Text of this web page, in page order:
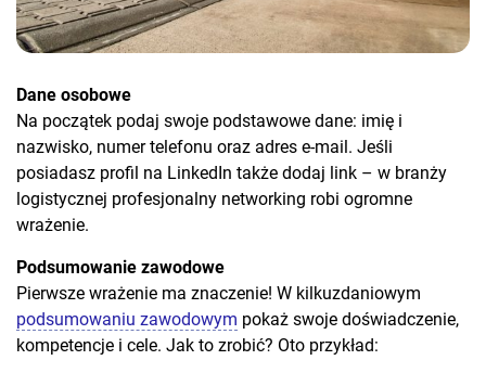
Dane osobowe
Na początek podaj swoje podstawowe dane: imię i
nazwisko, numer telefonu oraz adres e-mail. Jeśli
posiadasz profil na LinkedIn także dodaj link – w branży
logistycznej profesjonalny networking robi ogromne
wrażenie.
Podsumowanie zawodowe
Pierwsze wrażenie ma znaczenie! W kilkuzdaniowym
podsumowaniu zawodowym pokaż swoje doświadczenie,
kompetencje i cele. Jak to zrobić? Oto przykład: